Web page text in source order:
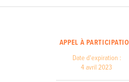
APPEL À
Date d'expiration :
4 avril 2023